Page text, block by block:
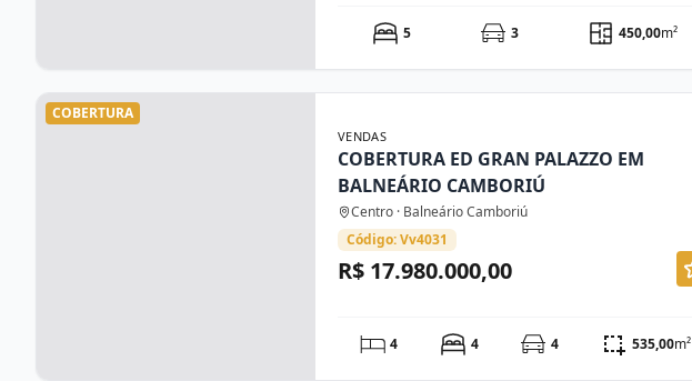
5 3 450,00m²
COBERTURA
VENDAS
COBERTURA ED GRAN PALAZZO EM
BALNEÁRIO CAMBORIÚ
Centro · Balneário Camboriú
Código: Vv4031
R$ 17.980.000,00
4 4 4 535,00m²